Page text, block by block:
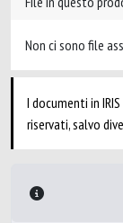
Non ci sono file
I documenti in
riservati, salvo